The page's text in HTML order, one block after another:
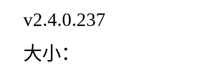
v2.4.0.237
大小：